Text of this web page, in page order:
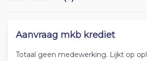
Aanvraag mkb krediet
Totaal geen medewerking. Lijkt op